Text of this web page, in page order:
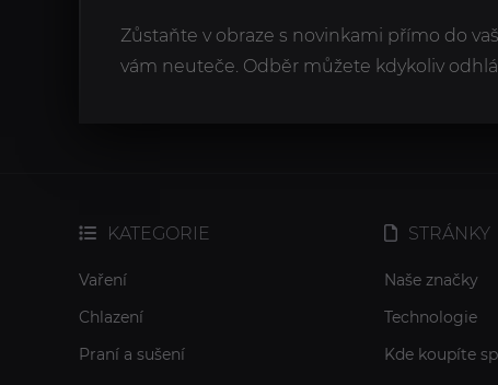
Zůstaňte v obraze s novinkami přímo do
vám neuteče. Odběr můžete kdykoliv
KATEGORIE
Vaření
Chlazení
Praní a sušení
STRÁNKY
Naše značky
Technologie
Kde koupíte